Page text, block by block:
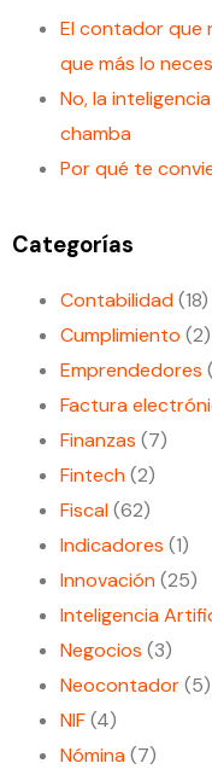
El contador que
que más lo
No, la
chamba
Por qué te
Categorías
Contabilidad(18)
Cumplimiento (2)
Emprendedores
Factura
Finanzas (7)
Fintech(2)
Fiscal(62)
Indicadores (1)
Innovación(25)
Inteligencia
Negocios (3)
Neocontador(5)
NIF(4)
Nómina(7)